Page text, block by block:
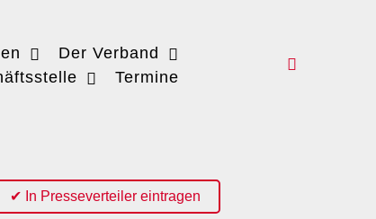
Der Verband
Termine
✔ In Presseverteiler eintragen